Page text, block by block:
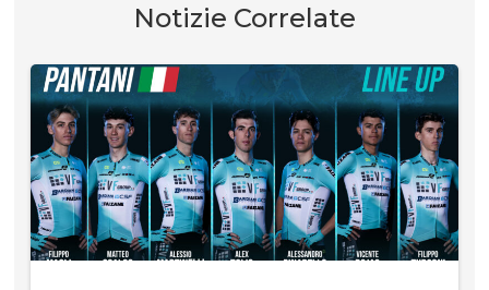
Notizie Correlate